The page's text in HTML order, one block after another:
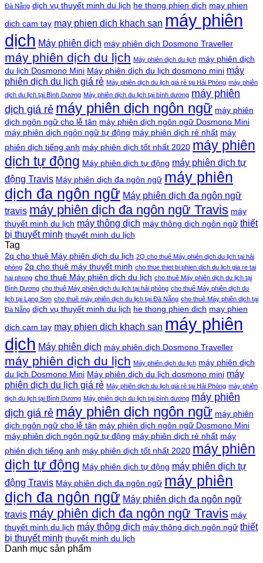
Đà Nẵng dịch vụ thuyết minh du lịch he thong phien dich may phien
dich cam tay may phien dich khach san máy phiên
dịch Máy phiên dịch máy phiên dịch Dosmono Traveller
máy phiên dịch du lịch Máy phiên dịch du lịch máy phiên dịch
du lịch Dosmono Mini Máy phiên dịch du lịch dosmono mini máy
phiên dịch du lịch giá rẻ Máy phiên dịch du lịch giá rẻ tại Hải Phòng máy phiên
dịch du lịch tại Bình Dương Máy phiên dịch du lịch tại bình dương máy phiên
dịch giá rẻ máy phiên dịch ngôn ngữ máy phiên
dịch ngôn ngữ cho lễ tân máy phiên dịch ngôn ngữ Dosmono Mini
máy phiên dịch ngôn ngữ tự động máy phiên dịch rẻ nhất máy
phiên dịch tiếng anh máy phiên dịch tốt nhất 2020 máy phiên
dịch tự động Máy phiên dịch tự động máy phiên dịch tự
động Travis Máy phiên dịch đa ngôn ngữ máy phiên
dịch đa ngôn ngữ Máy phiên dịch đa ngôn ngữ
travis máy phiên dịch đa ngôn ngữ Travis máy
thuyết minh du lịch máy thông dịch máy thông dịch ngôn ngữ thiết
bị thuyết minh thuyết minh du lịch
Tag
2q cho thuê Máy phiên dịch du lịch 2Q cho thuê Máy phiên dịch du lịch tại hải
phòng 2q cho thuê máy thuyết minh cho thue thiet bi phien dich du lich gia re tai
hai phong cho thuê Máy phiên dịch du lịch cho thuê Máy phiên dịch du lịch tại
Bình Dương cho thuê Máy phiên dịch du lịch tại hải phòng cho thuê Máy phiên dịch du
lịch tại Lạng Sơn cho thuê máy phiên dịch du lịch tại Đà Nẵng cho thuê Máy phiên dịch tại
Đà Nẵng dịch vụ thuyết minh du lịch he thong phien dich may phien
dich cam tay may phien dich khach san máy phiên
dịch Máy phiên dịch máy phiên dịch Dosmono Traveller
máy phiên dịch du lịch Máy phiên dịch du lịch máy phiên dịch
du lịch Dosmono Mini Máy phiên dịch du lịch dosmono mini máy
phiên dịch du lịch giá rẻ Máy phiên dịch du lịch giá rẻ tại Hải Phòng máy phiên
dịch du lịch tại Bình Dương Máy phiên dịch du lịch tại bình dương máy phiên
dịch giá rẻ máy phiên dịch ngôn ngữ máy phiên
dịch ngôn ngữ cho lễ tân máy phiên dịch ngôn ngữ Dosmono Mini
máy phiên dịch ngôn ngữ tự động máy phiên dịch rẻ nhất máy
phiên dịch tiếng anh máy phiên dịch tốt nhất 2020 máy phiên
dịch tự động Máy phiên dịch tự động máy phiên dịch tự
động Travis Máy phiên dịch đa ngôn ngữ máy phiên
dịch đa ngôn ngữ Máy phiên dịch đa ngôn ngữ
travis máy phiên dịch đa ngôn ngữ Travis máy
thuyết minh du lịch máy thông dịch máy thông dịch ngôn ngữ thiết
bị thuyết minh thuyết minh du lịch
Danh mục sản phẩm